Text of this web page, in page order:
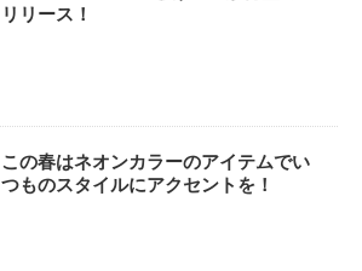
リリース！
この春はネオンカラーのアイテムでい
つものスタイルにアクセントを！